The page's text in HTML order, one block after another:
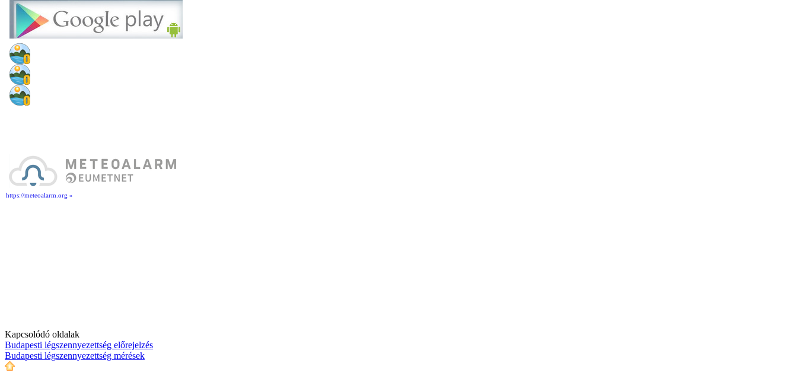
https://meteoalarm.org »
Kapcsolódó oldalak
Budapesti légszennyezettség előrejelzés
Budapesti légszennyezettség mérések